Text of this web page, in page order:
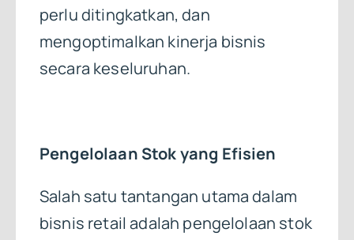
perlu ditingkatkan, dan
mengoptimalkan kinerja bisnis
secara keseluruhan.
Pengelolaan Stok yang Efisien
Salah satu tantangan utama dalam
bisnis retail adalah pengelolaan stok